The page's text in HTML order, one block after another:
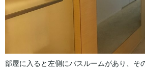
部屋に入ると左側にバスルームがあり、そ